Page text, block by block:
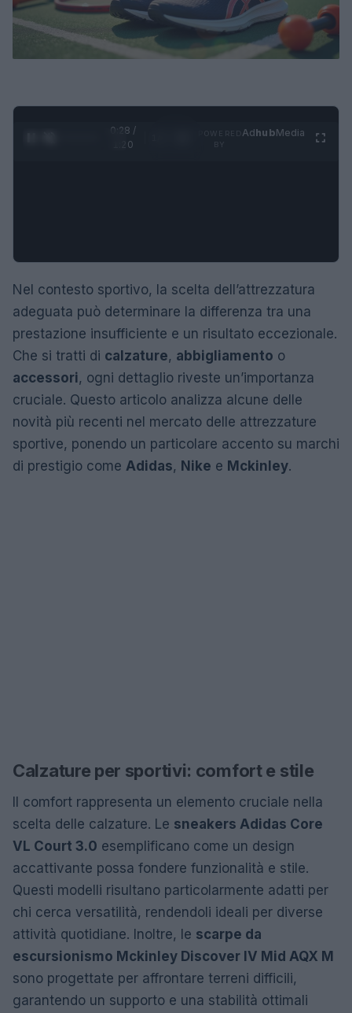
0:29 /
1:20
AdhubMedia
Nel contesto sportivo, la scelta dell’attrezzatura
adeguata può determinare la differenza tra una
prestazione insufficiente e un risultato eccezionale.
Che si tratti di calzature, abbigliamento o
accessori, ogni dettaglio riveste un’importanza
cruciale. Questo articolo analizza alcune delle
novità più recenti nel mercato delle attrezzature
sportive, ponendo un particolare accento su marchi
di prestigio come Adidas, Nike e Mckinley.
Calzature per sportivi: comfort e stile
Il comfort rappresenta un elemento cruciale nella
scelta delle calzature. Le sneakers Adidas Core
VL Court 3.0 esemplificano come un design
accattivante possa fondere funzionalità e stile.
Questi modelli risultano particolarmente adatti per
chi cerca versatilità, rendendoli ideali per diverse
attività quotidiane. Inoltre, le scarpe da
escursionismo Mckinley Discover IV Mid AQX M
sono progettate per affrontare terreni difficili,
garantendo un supporto e una stabilità ottimali